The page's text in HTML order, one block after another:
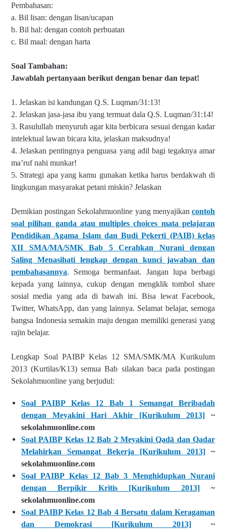
Pembahasan:
a. Bil lisan: dengan lisan/ucapan
b. Bil hal: dengan contoh perbuatan
c. Bil maal: dengan harta
Soal Tambahan:
Jawablah pertanyaan berikut dengan benar dan tepat!
1. Jelaskan isi kandungan Q.S. Luqman/31:13!
2. Jelaskan jasa-jasa ibu yang termuat dala Q.S. Luqman/31:14!
3. Rasulullah menyuruh agar kita berbicara sesuai dengan kadar
intelektual lawan bicara kita, jelaskan maksudnya!
4. Jelaskan pentingnya penguasa yang adil bagi tegaknya amar
ma’ruf nahi munkar!
5. Strategi apa yang kamu gunakan ketika harus berdakwah di
lingkungan masyarakat petani miskin? Jelaskan
Demikian postingan Sekolahmuonline yang menyajikan contoh
soal pilihan ganda atau multiples choices mata pelajaran
Pendidikan Agama Islam dan Budi Pekerti (PAIB) kelas
XII SMA/MA/SMK Bab 5 Cerahkan Nurani dengan
Saling Menasihati lengkap dengan kunci jawaban dan
pembahasannya. Semoga bermanfaat. Jangan lupa berbagi
kepada yang lainnya, cukup dengan mengklik tombol share
sosial media yang ada di bawah ini. Bisa lewat Facebook,
Twitter, WhatsApp, dan yang lainnya. Selamat belajar, semoga
bangsa Indonesia semakin maju dengan memiliki generasi yang
rajin belajar.
Lengkap Soal PAIBP Kelas 12 SMA/SMK/MA Kurikulum
2013 (Kurtilas/K13) semua Bab silakan baca pada postingan
Sekolahmuonline yang berjudul:
Soal PAIBP Kelas 12 Bab 1 Semangat Beribadah
dengan Meyakini Hari Akhir [Kurikulum 2013]~
sekolahmuonline.com
Soal PAIBP Kelas 12 Bab 2 Meyakini Qadā dan Qadar
Melahirkan Semangat Bekerja [Kurikulum 2013]~
sekolahmuonline.com
Soal PAIBP Kelas 12 Bab 3 Menghidupkan Nurani
dengan Berpikir Kritis [Kurikulum 2013]~
sekolahmuonline.com
Soal PAIBP Kelas 12 Bab 4 Bersatu dalam Keragaman
dan Demokrasi [Kurikulum 2013]~